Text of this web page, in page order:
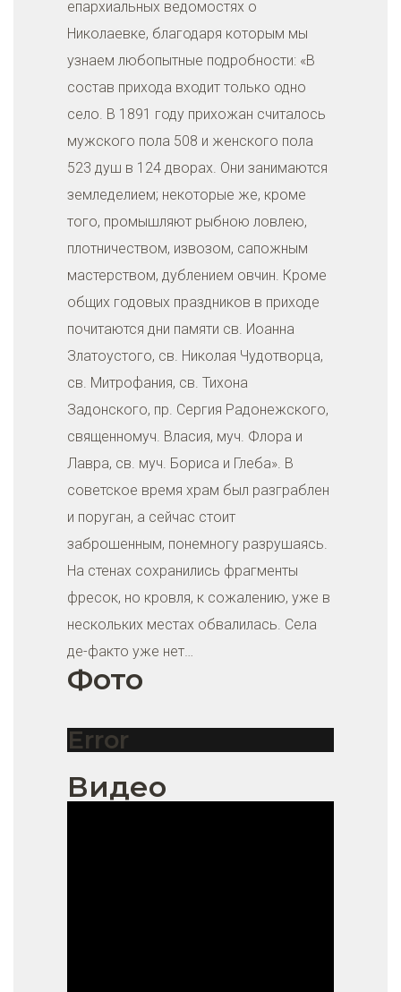
епархиальных ведомостях о
Николаевке, благодаря которым мы
узнаем любопытные подробности: «В
состав прихода входит только одно
село. В 1891 году прихожан считалось
мужского пола 508 и женского пола
523 душ в 124 дворах. Они занимаются
земледелием; некоторые же, кроме
того, промышляют рыбною ловлею,
плотничеством, извозом, сапожным
мастерством, дублением овчин. Кроме
общих годовых праздников в приходе
почитаются дни памяти св. Иоанна
Златоустого, св. Николая Чудотворца,
св. Митрофания, св. Тихона
Задонского, пр. Сергия Радонежского,
священномуч. Власия, муч. Флора и
Лавра, св. муч. Бориса и Глеба». В
советское время храм был разграблен
и поруган, а сейчас стоит
заброшенным, понемногу разрушаясь.
На стенах сохранились фрагменты
фресок, но кровля, к сожалению, уже в
нескольких местах обвалилась. Села
де-факто уже нет…
Фото
Error
Видео